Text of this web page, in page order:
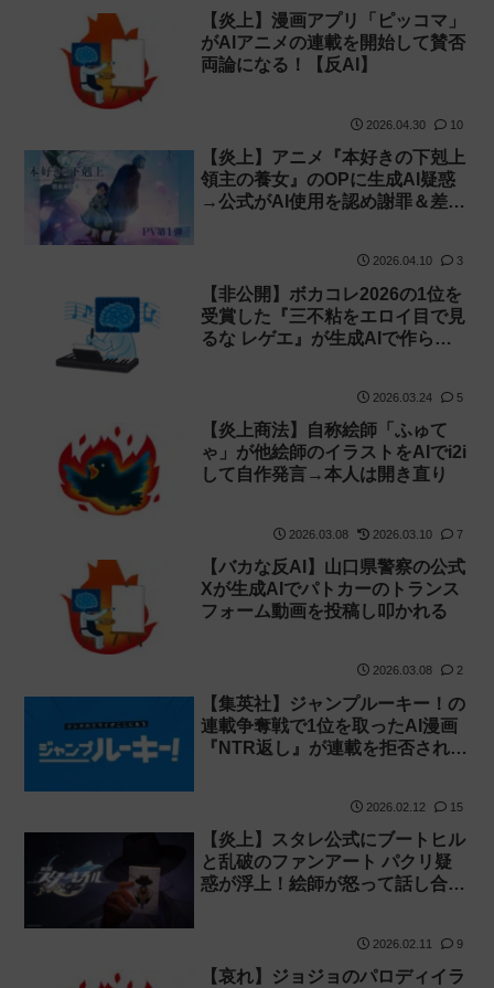
【炎上】漫画アプリ「ピッコマ」
がAIアニメの連載を開始して賛否
両論になる！【反AI】
2026.04.30 10
【炎上】アニメ『本好きの下剋上
領主の養女』のOPに生成AI疑惑
→公式がAI使用を認め謝罪＆差し
2026.04.10 3
【非公開】ボカコレ2026の1位を
受賞した『三不粘をエロイ目で見
るな レゲエ』が生成AIで作られ
2026.03.24 5
【炎上商法】自称絵師「ふゅて
ゃ」が他絵師のイラストをAIでi2i
して自作発言→本人は開き直り
2026.03.08 2026.03.10 7
【バカな反AI】山口県警察の公式
Xが生成AIでパトカーのトランス
フォーム動画を投稿し叩かれる
2026.03.08 2
【集英社】ジャンプルーキー！の
連載争奪戦で1位を取ったAI漫画
『NTR返し』が連載を拒否された
2026.02.12 15
【炎上】スタレ公式にブートヒル
と乱破のファンアート パクリ疑
惑が浮上！絵師が怒って話し合い
2026.02.11 9
【哀れ】ジョジョのパロディイラ